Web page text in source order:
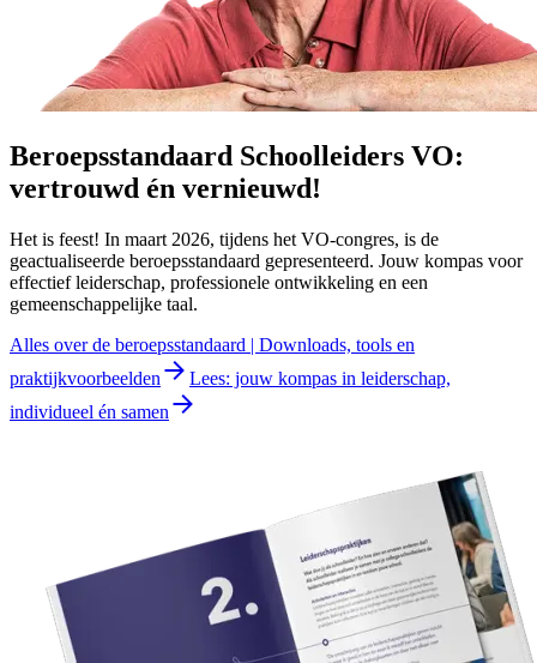
Beroepsstandaard Schoolleiders VO:
vertrouwd én vernieuwd!
Het is feest! In maart 2026, tijdens het VO-congres, is de
geactualiseerde beroepsstandaard gepresenteerd. Jouw kompas voor
effectief leiderschap, professionele ontwikkeling en een
gemeenschappelijke taal.
Alles over de beroepsstandaard | Downloads, tools en
praktijkvoorbeelden
Lees: jouw kompas in leiderschap,
individueel én samen